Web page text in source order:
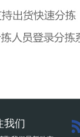
我们